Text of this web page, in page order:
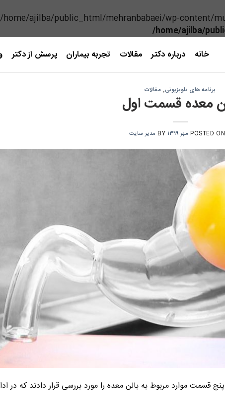
home/ajilba/public_html/mehranbabaei/wp-content/
/home/ajilba/
خانه درباره دکتر مقالات تجربه بیماران پرسش از دکتر
برنامه های تلویزیونی, مقالات
معده قسمت اول
POSTED ON مدیر سایت
قسمت موارد مربوط به بالن معده را مورد بررسی قرار دادند که در